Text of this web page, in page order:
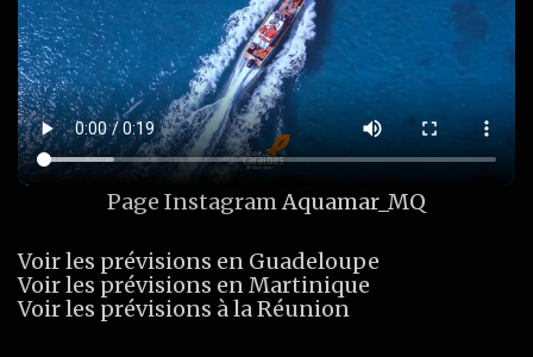
Page InstagramAquamar_MQ
Voir les prévisions en Guadeloupe
Voir les prévisions en Martinique
Voir les prévisions à la Réunion